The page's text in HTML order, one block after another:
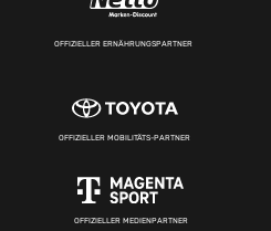
OFFIZIELLER ERNÄHRUNGSPARTNER
OFFIZIELLER MOBILITÄTS-PARTNER
OFFIZIELLER MEDIENPARTNER